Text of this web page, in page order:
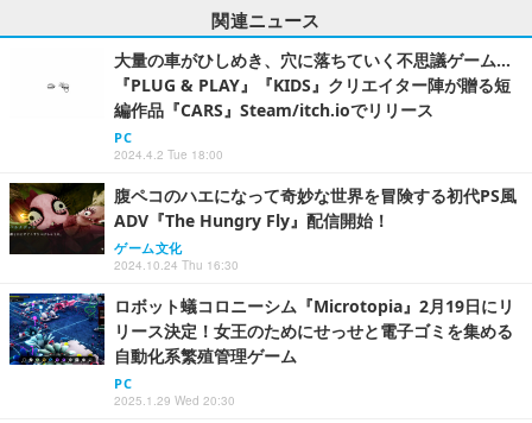
関連ニュース
大量の車がひしめき、穴に落ちていく不思議ゲーム…
『PLUG & PLAY』『KIDS』クリエイター陣が贈る短
編作品『CARS』Steam/itch.ioでリリース
PC
2024.4.2 Tue 18:00
腹ペコのハエになって奇妙な世界を冒険する初代PS風
ADV『The Hungry Fly』配信開始！
ゲーム文化
2024.10.24 Thu 16:30
ロボット蟻コロニーシム『Microtopia』2月19日にリ
リース決定！女王のためにせっせと電子ゴミを集める
自動化系繁殖管理ゲーム
PC
2025.1.29 Wed 20:30